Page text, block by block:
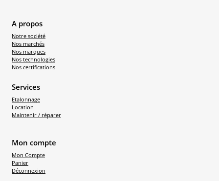
A propos
Notre société
Nos marchés
Nos marques
Nos technologies
Nos certifications
Services
Etalonnage
Location
Maintenir / réparer
Mon compte
Mon Compte
Panier
Déconnexion